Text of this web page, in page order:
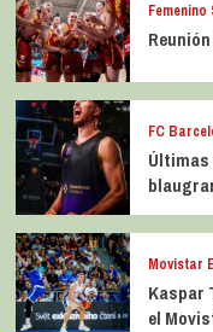
Femenino
FC
Últimas
Movistar
Kaspar
el